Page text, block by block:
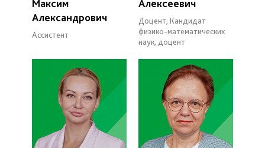
Максим
Александрович
Ассистент
Алексеевич
Доцент, Кандидат
физико-математических
наук, доцент